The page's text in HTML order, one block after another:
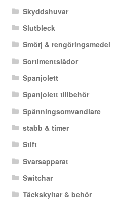
Skyddshuvar
Slutbleck
Smörj & rengöringsmedel
Sortimentslådor
Spanjolett
Spanjolett tillbehör
Spänningsomvandlare
stabb & timer
Stift
Svarsapparat
Switchar
Täckskyltar & behör